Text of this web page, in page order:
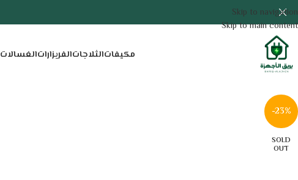
Skip to navigation
Skip to main content
مكيفاتالثلاجاتالفريزاراتالغسالات
-23%
SOLD
OUT